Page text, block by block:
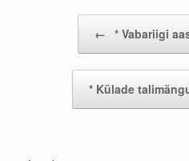
← * Vabariigi
* Külade